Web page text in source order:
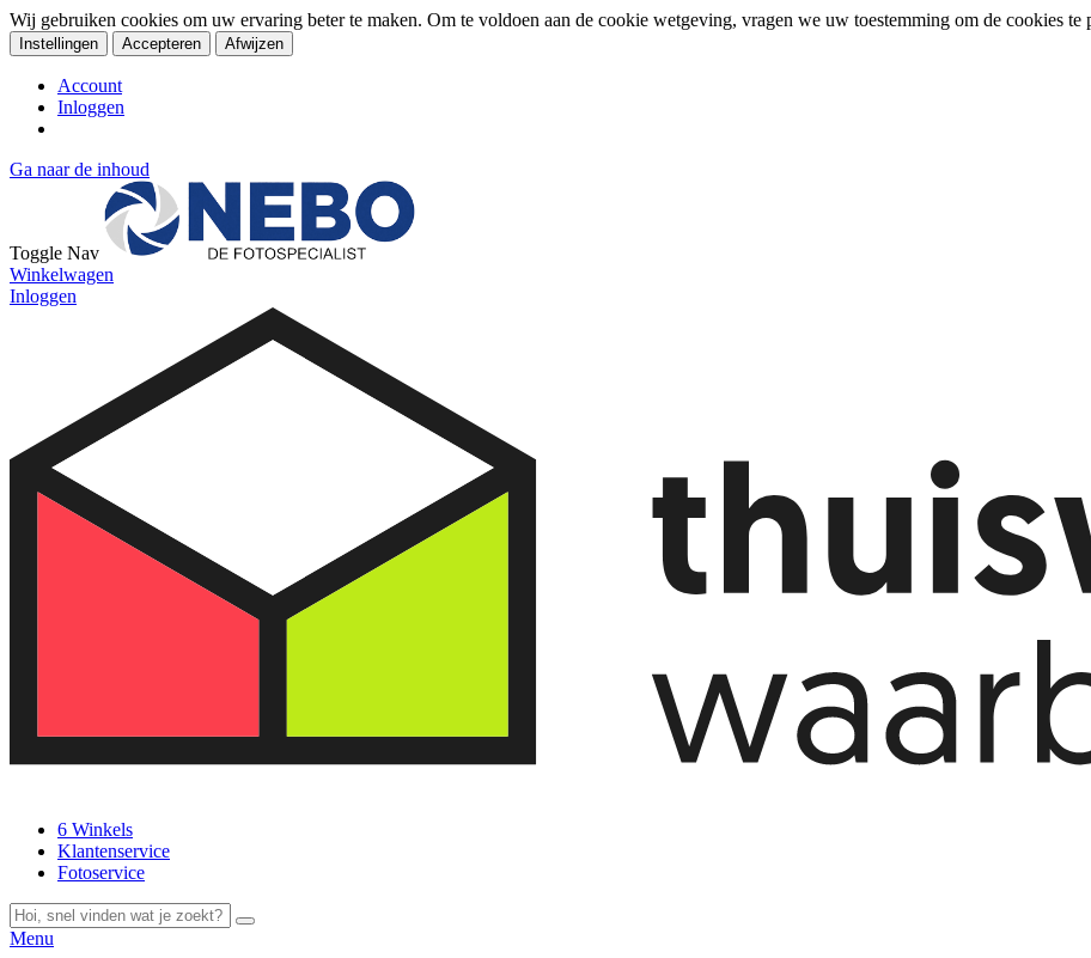
Wij gebruiken cookies om uw ervaring beter te maken. Om te voldoen aan de cookie wetgeving, vragen we uw toestemming om de cookies te
Instellingen Accepteren Afwijzen
Account
Inloggen
Ga naar de inhoud
Toggle Nav
Winkelwagen
Inloggen
6 Winkels
Klantenservice
Fotoservice
Menu